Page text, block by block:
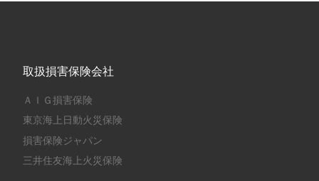
取扱損害保険会社
ＡＩＧ損害保険
東京海上日動火災保険
損害保険ジャパン
三井住友海上火災保険